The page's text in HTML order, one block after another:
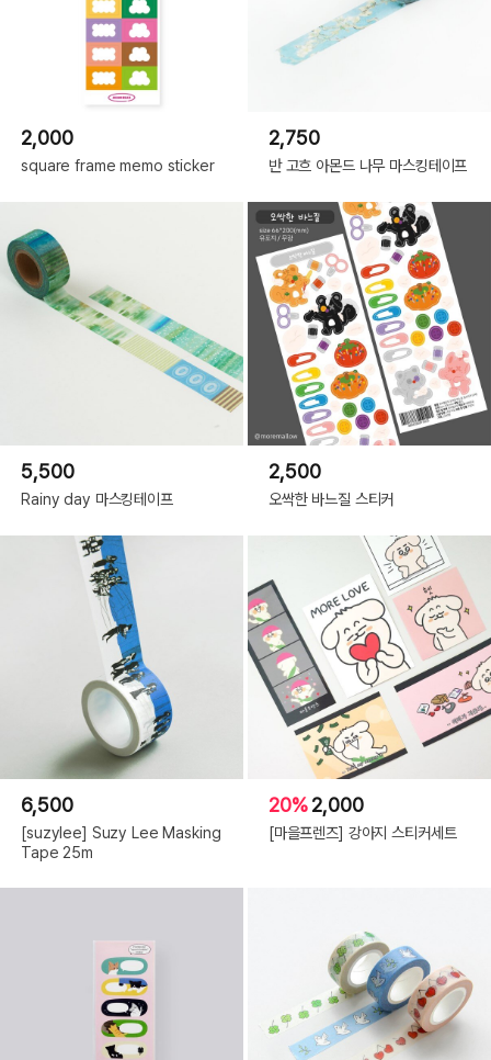
2,000
square frame memo sticker
2,750
반 고흐 아몬드 나무 마스킹테이프
5,500
Rainy day 마스킹테이프
2,500
오싹한 바느질 스티커
6,500
[suzylee] Suzy Lee Masking
Tape 25m
20%2,000
[마을프렌즈] 강아지 스티커세트